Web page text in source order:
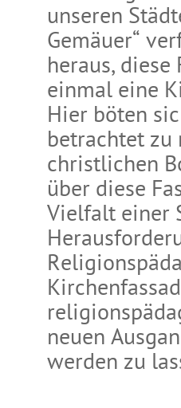
unseren
Gemäuer“
heraus,
einmal eine
Hier böten
betrachtet
christlichen
über diese
Vielfalt einer
neuen
werden zu